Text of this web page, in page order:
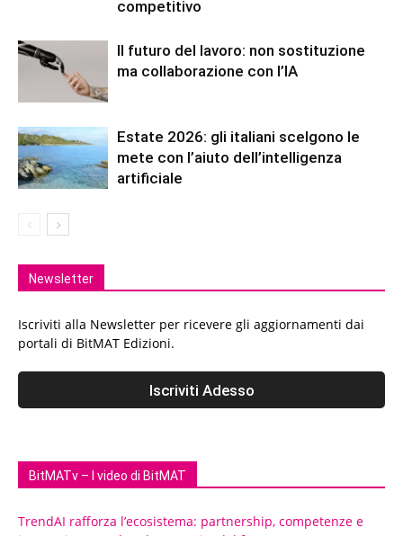
competitivo
Il futuro del lavoro: non sostituzione
ma collaborazione con l’IA
Estate 2026: gli italiani scelgono le
mete con l’aiuto dell’intelligenza
artificiale
Newsletter
Iscriviti alla Newsletter per ricevere gli aggiornamenti dai
portali di BitMAT Edizioni.
BitMATv – I video di BitMAT
TrendAI rafforza l’ecosistema: partnership, competenze e